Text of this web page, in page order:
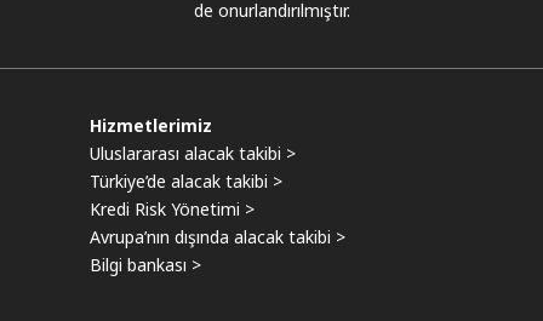
de onurlandırılmıştır.
Hizmetlerimiz
Uluslararası alacak takibi >
Türkiye’de alacak takibi >
Kredi Risk Yönetimi >
Avrupa’nın dışında alacak takibi >
Bilgi bankası >